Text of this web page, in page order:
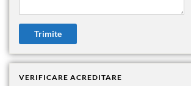
VERIFICARE ACREDITARE